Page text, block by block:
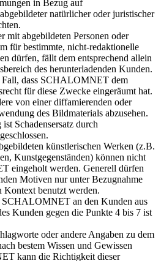
in Bezug auf
natürlicher oder juristischer
mit abgebildeten Personen oder
für bestimmte, nicht-redaktionelle
dürfen, fällt dem entsprechend allein
des herunterladenden Kunden.
Fall, dass SCHALOMNET dem
für diese Zwecke eingeräumt hat.
von einer diffamierenden oder
des Bildmaterials abzusehen.
Schadensersatz durch
künstlerischen Werken (z.B.
Kunstgegenständen) können nicht
eingeholt werden. Generell dürfen
Motiven nur unter Bezugnahme
Kontext benutzt werden.
SCHALOMNET an den Kunden aus
Kunden gegen die Punkte 4 bis 7 ist
oder andere Angaben zu dem
bestem Wissen und Gewissen
kann die Richtigkeit dieser